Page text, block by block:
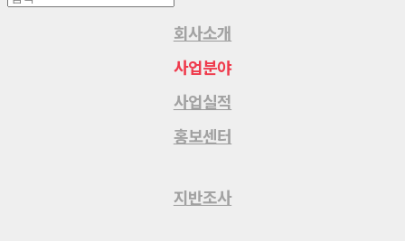
회사소개
사업분야
사업실적
홍보센터
지반조사